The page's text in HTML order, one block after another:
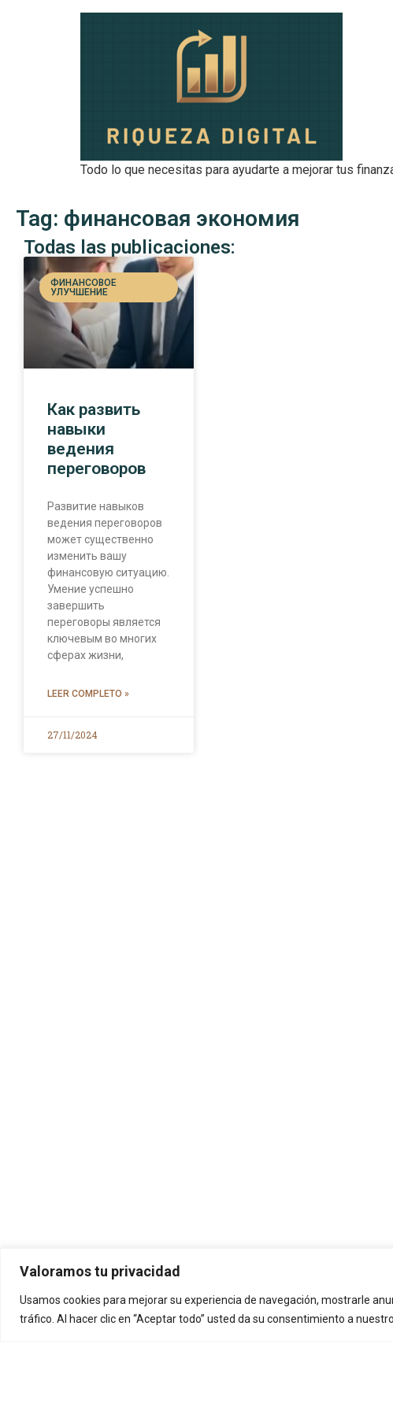
Valoramos tu privacidad
Usamos cookies para mejorar su experiencia de navegación, mostrarle
tráfico. Al hacer clic en “Aceptar todo” usted da su consentimiento a
Todo lo que necesitas para ayudarte a mejorar tus
Tag: финансовая экономия
Todas las publicaciones:
ФИНАНСОВОЕ
УЛУЧШЕНИЕ
Как развить
навыки
ведения
переговоров
Развитие навыков
ведения переговоров
может существенно
изменить вашу
финансовую ситуацию.
Умение успешно
завершить
переговоры является
ключевым во многих
сферах жизни,
LEER COMPLETO »
27/11/2024